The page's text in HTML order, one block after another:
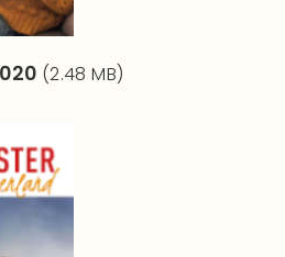
(2.48 MB)